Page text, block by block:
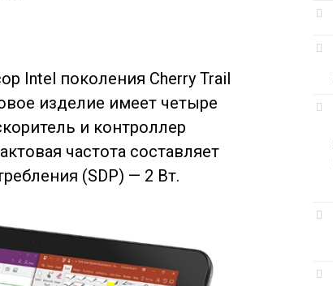
Intel поколения Cherry Trail
изделие имеет четыре
и контроллер
частота составляет
(SDP) — 2 Вт.